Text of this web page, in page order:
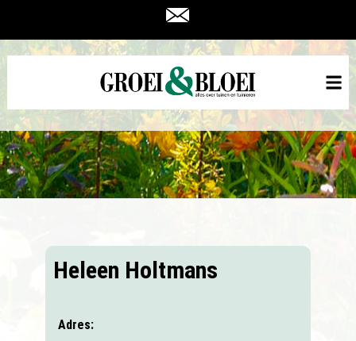
Heleen Holtmans
Adres: